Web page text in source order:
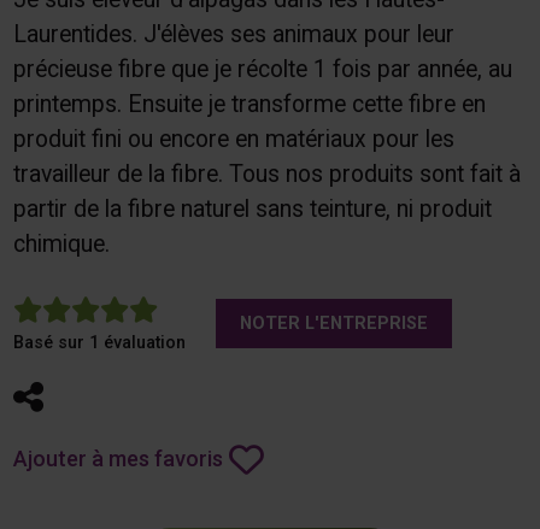
Laurentides. J'élèves ses animaux pour leur
précieuse fibre que je récolte 1 fois par année, au
printemps. Ensuite je transforme cette fibre en
produit fini ou encore en matériaux pour les
travailleur de la fibre. Tous nos produits sont fait à
partir de la fibre naturel sans teinture, ni produit
chimique.
5
Basé sur 1 évaluation
NOTER L'ENTREPRISE
Partager
Ajouter à mes favoris